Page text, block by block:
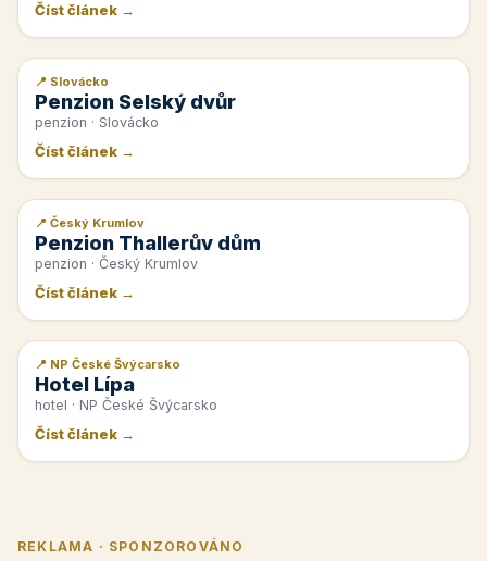
Číst článek →
📰 PR článek
📍 Slovácko
Penzion Selský dvůr
penzion · Slovácko
Číst článek →
📰 PR článek
📍 Český Krumlov
Penzion Thallerův dům
penzion · Český Krumlov
Číst článek →
📰 PR článek
📍 NP České Švýcarsko
Hotel Lípa
hotel · NP České Švýcarsko
Číst článek →
REKLAMA · SPONZOROVÁNO